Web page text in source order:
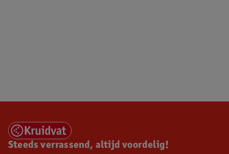
Steeds verrassend, altijd voordelig!